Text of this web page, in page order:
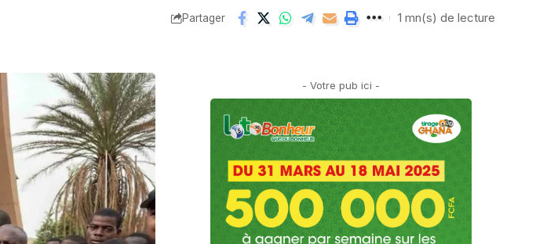
Partager 1 mn(s) de lecture
- Votre pub ici -